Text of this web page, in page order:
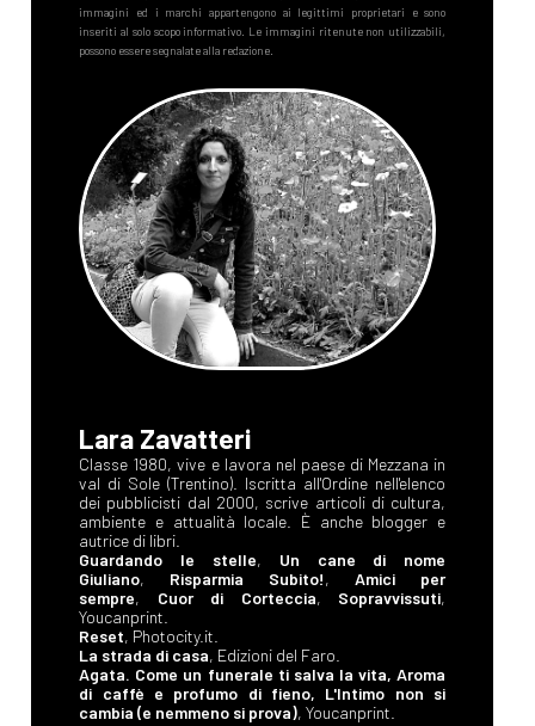
Lara Zavatteri
Classe 1980, vive e lavora nel paese di Mezzana in
val di Sole (Trentino). Iscritta all'Ordine nell'elenco
dei pubblicisti dal 2000, scrive articoli di cultura,
ambiente e attualità locale. È anche blogger e
autrice di libri.
Guardando le stelle, Un cane di nome
Giuliano, Risparmia Subito!,Amici per
sempre, Cuor di Corteccia, Sopravvissuti,
Youcanprint.
Reset, Photocity.it.
La strada di casa, Edizioni del Faro.
Agata. Come un funerale ti salva la vita, Aroma
di caffè e profumo di fieno, L'Intimo non si
cambia (e nemmeno si prova), Youcanprint.